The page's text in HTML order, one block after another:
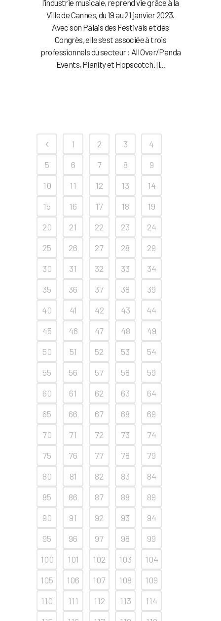
l’industrie musicale, reprend vie grâce à la
Ville de Cannes, du 19 au 21 janvier 2023.
Avec son Palais des Festivals et des
Congrès, elle s’est associée à trois
professionnels du secteur : All Over/Panda
Events, Pianity et Hopscotch. Il...
1 2 3
4
5
6 7 8
9
10
11 12 13
14
15
16 17 18
19
20
21 22 23
24
25
26 27 28
29
30
31 32 33
34
35
36 37 38
39
40
41 42 43
44
45
46 47 48
49
50
51 52 53
54
55
56 57 58
59
60
61 62 63
64
65
66 67 68
69
70
71 72 73
74
75
76 77 78
79
80
81 82 83
84
85
86 87 88
89
90
91 92 93
94
95
96 97 98
99
100
101 102 103
104
105
106 107 108
109
110
111 112 113
114